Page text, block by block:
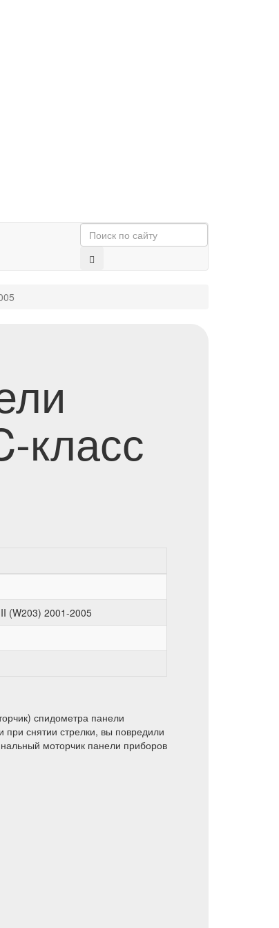
класс
(W203) 2001-2005
спидометра панели
снятии стрелки, вы повредили
моторчик панели приборов